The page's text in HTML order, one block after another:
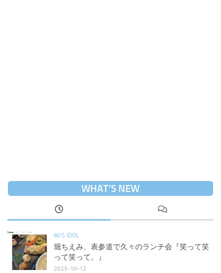
WHAT’S NEW
80'S IDOL
堀ちえみ、表参道で久々のランチ会『笑って笑
って笑って。』
2025-10-12